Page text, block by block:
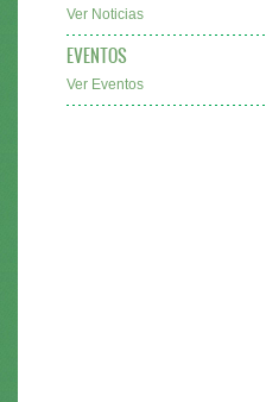
Ver Noticias
EVENTOS
Ver Eventos